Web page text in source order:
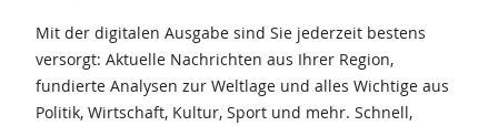
Mit der digitalen Ausgabe sind Sie jederzeit bestens
versorgt: Aktuelle Nachrichten aus Ihrer Region,
fundierte Analysen zur Weltlage und alles Wichtige aus
Politik, Wirtschaft, Kultur, Sport und mehr. Schnell,